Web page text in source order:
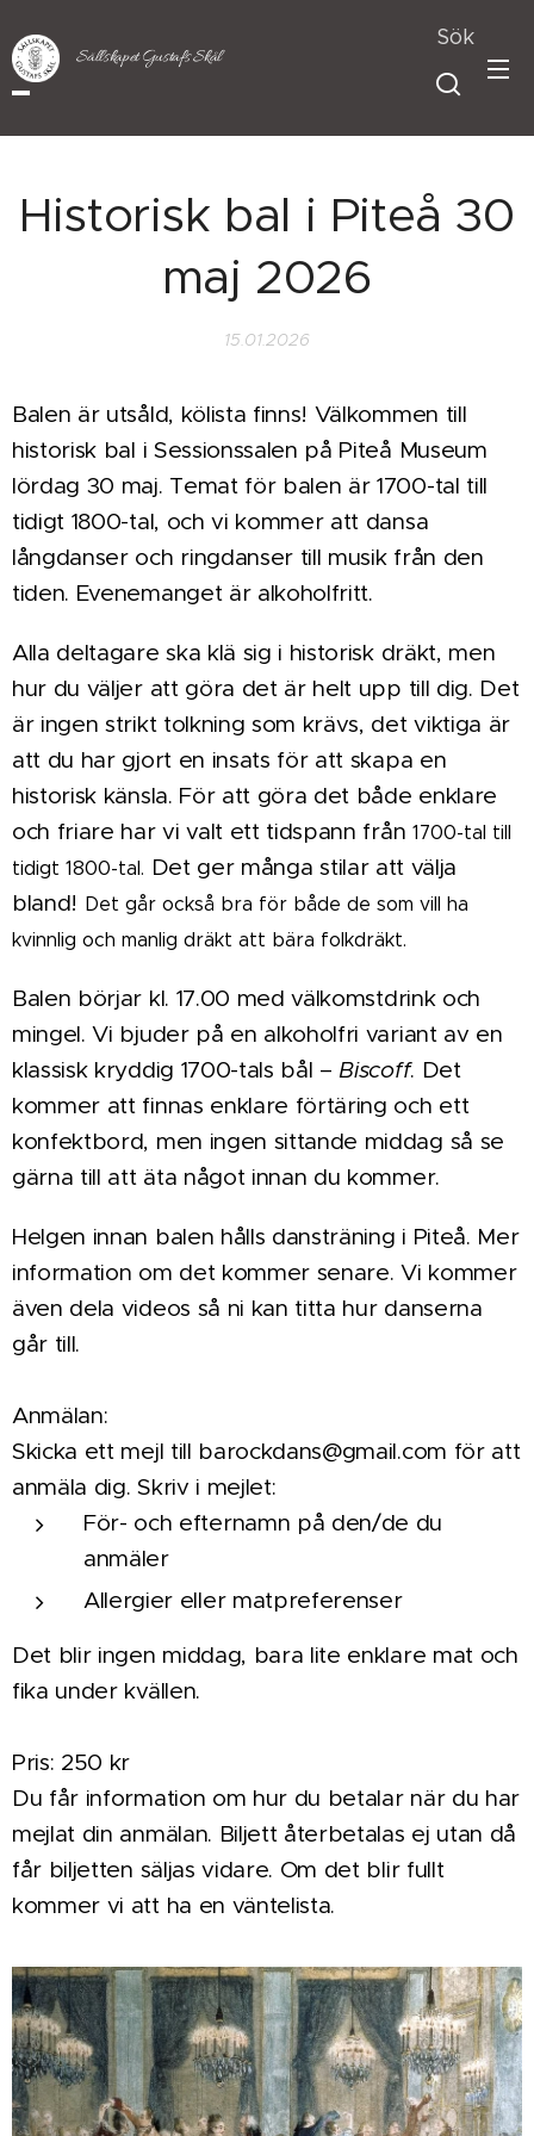
Sällskapet Gustafs Skål
Sök
Historisk bal i Piteå 30
maj 2026
15.01.2026
Balen är utsåld, kölista finns! Välkommen till
historisk bal i Sessionssalen på Piteå Museum
lördag 30 maj. Temat för balen är 1700-tal till
tidigt 1800-tal, och vi kommer att dansa
långdanser och ringdanser till musik från den
tiden. Evenemanget är alkoholfritt.
Alla deltagare ska klä sig i historisk dräkt, men
hur du väljer att göra det är helt upp till dig. Det
är ingen strikt tolkning som krävs, det viktiga är
att du har gjort en insats för att skapa en
historisk känsla. För att göra det både enklare
och friare har vi valt ett tidspann från 1700-tal till
tidigt 1800-tal. Det ger många stilar att välja
bland! Det går också bra för både de som vill ha
kvinnlig och manlig dräkt att bära folkdräkt.
Balen börjar kl. 17.00 med välkomstdrink och
mingel. Vi bjuder på en alkoholfri variant av en
klassisk kryddig 1700-tals bål –Biscoff. Det
kommer att finnas enklare förtäring och ett
konfektbord, men ingen sittande middag så se
gärna till att äta något innan du kommer.
Helgen innan balen hålls dansträning i Piteå. Mer
information om det kommer senare. Vi kommer
även dela videos så ni kan titta hur danserna
går till.
Anmälan:
Skicka ett mejl till barockdans@gmail.com för att
anmäla dig. Skriv i mejlet:
För- och efternamn på den/de du
anmäler
Allergier eller matpreferenser
Det blir ingen middag, bara lite enklare mat och
fika under kvällen.
Pris: 250 kr
Du får information om hur du betalar när du har
mejlat din anmälan. Biljett återbetalas ej utan då
får biljetten säljas vidare. Om det blir fullt
kommer vi att ha en väntelista.